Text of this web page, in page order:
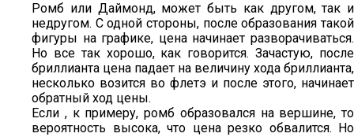
Ромб или Даймонд, может быть как другом, так и
недругом. С одной стороны, после образования такой
фигуры на графике, цена начинает разворачиваться.
Но все так хорошо, как говорится. Зачастую, после
бриллианта цена падает на величину хода бриллианта,
несколько возится во флетэ и после этого, начинает
обратный ход цены.
Если , к примеру, ромб образовался на вершине, то
вероятность высока, что цена резко обвалится. Но